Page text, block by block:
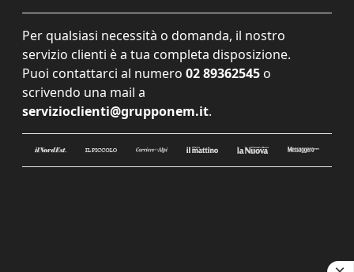
Per qualsiasi necessità o domanda, il nostro
servizio clienti è a tua completa disposizione.
Puoi contattarci al numero 02 89362545 o
scrivendo una mail a
servizioclienti@grupponem.it.